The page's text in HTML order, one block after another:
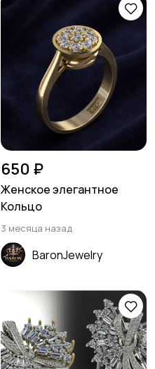
650 ₽
Женское элегантное
Кольцо
3 месяца назад
BaronJewelry